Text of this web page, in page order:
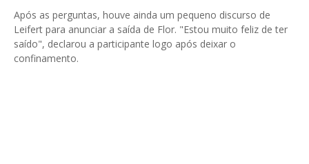
Após as perguntas, houve ainda um pequeno discurso de
Leifert para anunciar a saída de Flor. "Estou muito feliz de ter
saído", declarou a participante logo após deixar o
confinamento.